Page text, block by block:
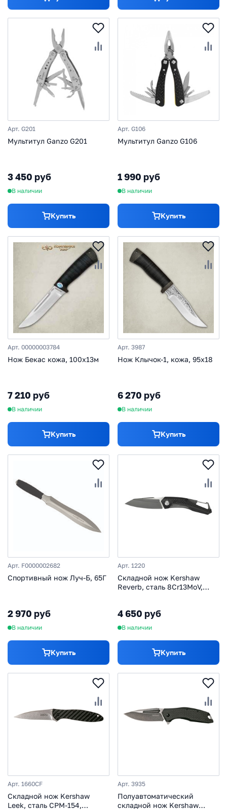
Арт. G201
Мультитул Ganzo G201
3 450 руб
В наличии
Купить
Арт. G106
Мультитул Ganzo G106
1 990 руб
В наличии
Купить
Арт. 00000003784
Нож Бекас кожа, 100х13м
7 210 руб
В наличии
Купить
Арт. 3987
Нож Клычок-1, кожа, 95х18
6 270 руб
В наличии
Купить
Арт. F0000002682
Спортивный нож Луч-Б, 65Г
2 970 руб
В наличии
Купить
Арт. 1220
Складной нож Kershaw
Reverb, сталь 8Cr13MoV,
4 650 руб
В наличии
Купить
Арт. 1660CF
Складной нож Kershaw
Leek, сталь CPM-154,
Арт. 3935
Полуавтоматический
складной нож Kershaw